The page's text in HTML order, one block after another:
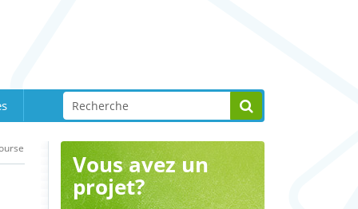
Vous avez un
projet?